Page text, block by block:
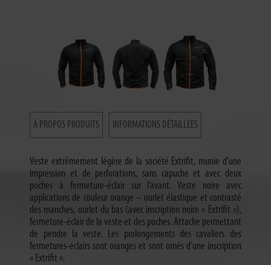
À PROPOS PRODUITS INFORMATIONS DÉTAILLÉES
Veste extrêmement légère de la société Extrifit, munie d’une
impression et de perforations, sans capuche et avec deux
poches à fermeture-éclair sur l‘avant. Veste noire avec
applications de couleur orange – ourlet élastique et contrasté
des manches, ourlet du bas (avec inscription noire « Extrifit »),
fermeture-éclair de la veste et des poches. Attache permettant
de pendre la veste. Les prolongements des cavaliers des
fermetures-éclairs sont oranges et sont ornés d’une inscription
« Extrifit ».